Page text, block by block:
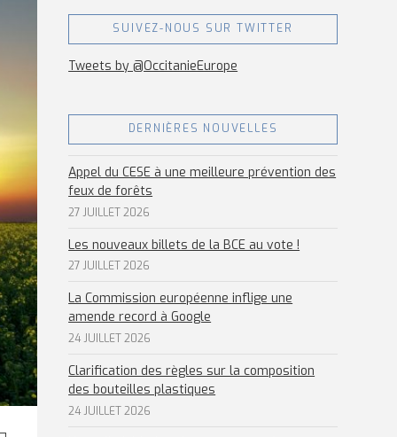
SUIVEZ-NOUS SUR TWITTER
Tweets by @OccitanieEurope
DERNIÈRES NOUVELLES
Appel du CESE à une meilleure prévention des
feux de forêts
27 JUILLET 2026
Les nouveaux billets de la BCE au vote !
27 JUILLET 2026
La Commission européenne inflige une
amende record à Google
24 JUILLET 2026
Clarification des règles sur la composition
des bouteilles plastiques
24 JUILLET 2026